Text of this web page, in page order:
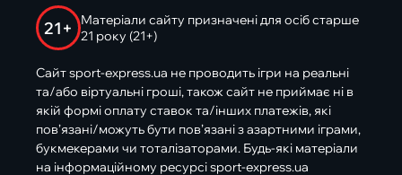
21+
Матеріали сайту призначені для осіб старше
21 року (21+)
Сайт sport-express.ua не проводить ігри на реальні
та/або віртуальні гроші, також сайт не приймає ні в
якій формі оплату ставок та/інших платежів, які
пов’язані/можуть бути пов’язані з азартними іграми,
букмекерами чи тоталізаторами. Будь-які матеріали
на інформаційному ресурсі sport-express.ua